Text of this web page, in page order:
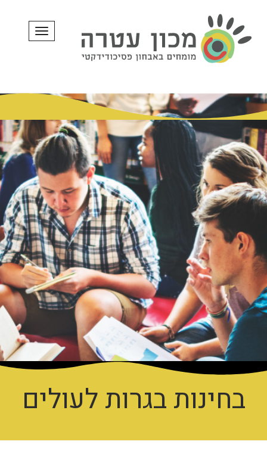
תפריט
בחינות בגרות לעולים